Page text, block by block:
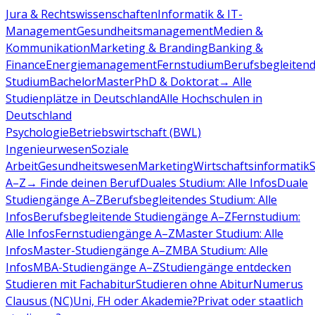
Jura & RechtswissenschaftenInformatik & IT-
ManagementGesundheitsmanagementMedien &
KommunikationMarketing & BrandingBanking &
FinanceEnergiemanagementFernstudiumBerufsbegleitend
StudiumBachelorMasterPhD & Doktorat→ Alle
Studienplätze in DeutschlandAlle Hochschulen in
Deutschland
PsychologieBetriebswirtschaft (BWL)
IngenieurwesenSoziale
ArbeitGesundheitswesenMarketingWirtschaftsinformatik
A–Z→ Finde deinen BerufDuales Studium: Alle InfosDuale
Studiengänge A–ZBerufsbegleitendes Studium: Alle
InfosBerufsbegleitende Studiengänge A–ZFernstudium:
Alle InfosFernstudiengänge A–ZMaster Studium: Alle
InfosMaster-Studiengänge A–ZMBA Studium: Alle
InfosMBA-Studiengänge A–ZStudiengänge entdecken
Studieren mit FachabiturStudieren ohne AbiturNumerus
Clausus (NC)Uni, FH oder Akademie?Privat oder staatlich